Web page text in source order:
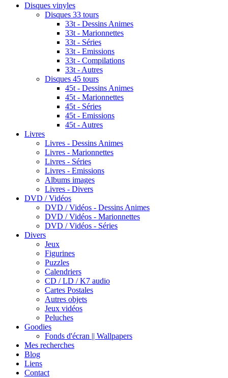
Disques vinyles
Disques 33 tours
33t - Dessins Animes
33t - Marionnettes
33t - Séries
33t - Emissions
33t - Compilations
33t - Autres
Disques 45 tours
45t - Dessins Animes
45t - Marionnettes
45t - Séries
45t - Emissions
45t - Autres
Livres
Livres - Dessins Animes
Livres - Marionnettes
Livres - Séries
Livres - Emissions
Albums images
Livres - Divers
DVD / Vidéos
DVD / Vidéos - Dessins Animes
DVD / Vidéos - Marionnettes
DVD / Vidéos - Séries
Divers
Jeux
Figurines
Puzzles
Calendriers
CD / LD / K7 audio
Cartes Postales
Autres objets
Jeux vidéos
Peluches
Goodies
Fonds d'écran || Wallpapers
Mes recherches
Blog
Liens
Contact